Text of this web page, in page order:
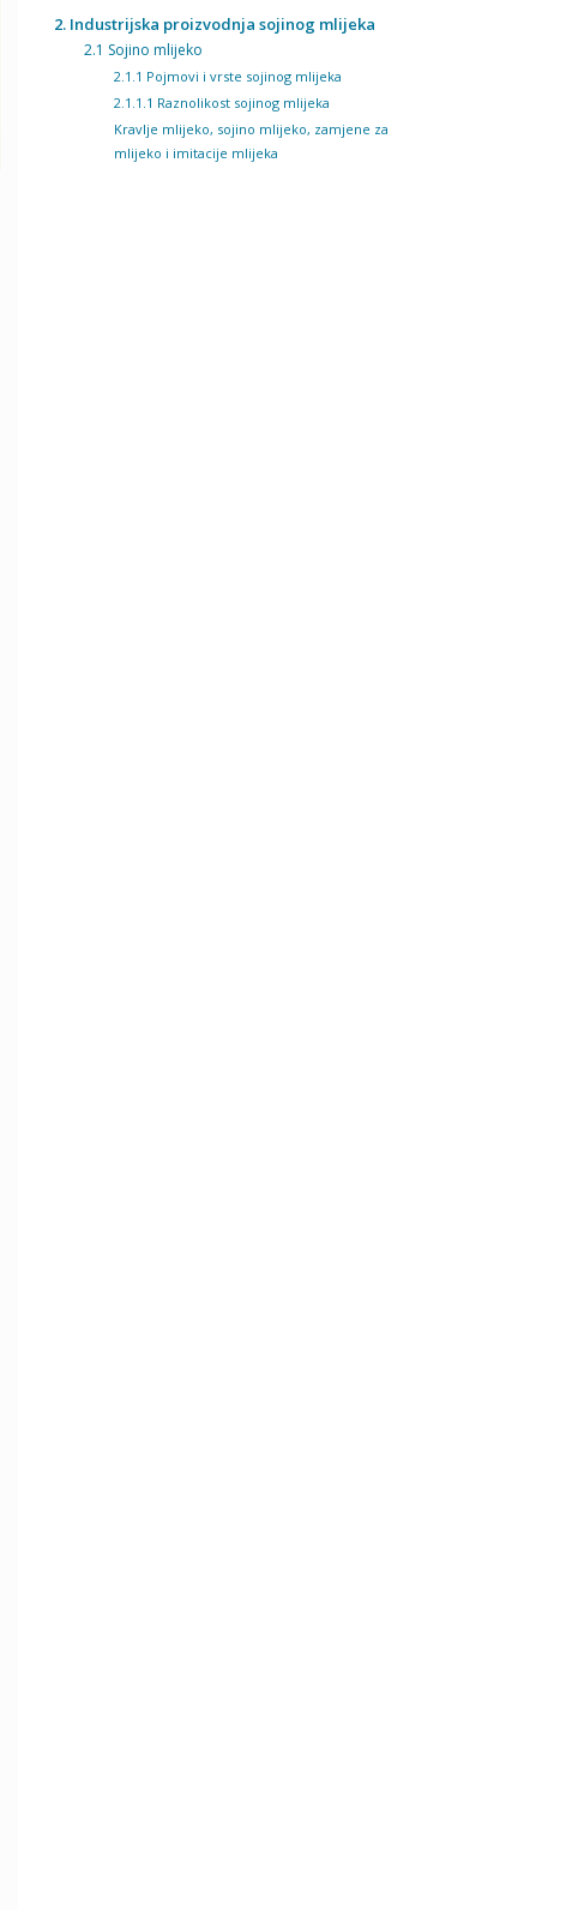
2. Industrijska proizvodnja sojinog mlijeka
2.1 Sojino mlijeko
2.1.1 Pojmovi i vrste sojinog mlijeka
2.1.1.1 Raznolikost sojinog mlijeka
Kravlje mlijeko, sojino mlijeko, zamjene za
mlijeko i imitacije mlijeka